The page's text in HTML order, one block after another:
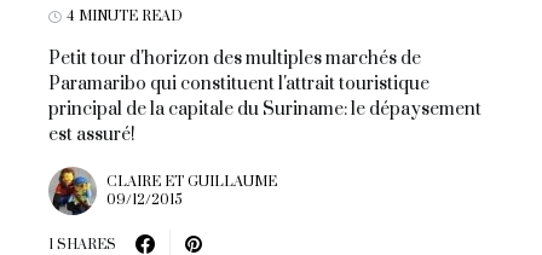
4 MINUTE READ
Petit tour d'horizon des multiples marchés de
Paramaribo qui constituent l'attrait touristique
principal de la capitale du Suriname: le dépaysement
est assuré!
CLAIRE ET GUILLAUME
09/12/2015
1 SHARES